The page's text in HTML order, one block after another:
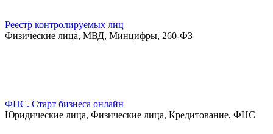
Реестр контролируемых лиц
Физические лица, МВД, Минцифры, 260-ФЗ
ФНС. Старт бизнеса онлайн
Юридические лица, Физические лица, Кредитование, ФНС